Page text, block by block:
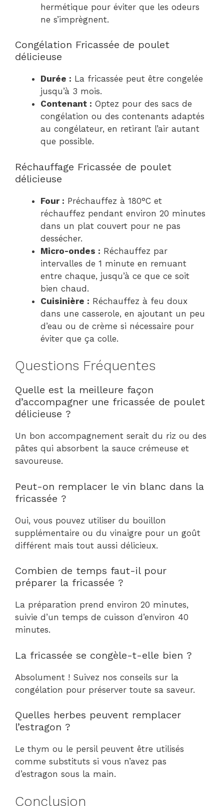
hermétique pour éviter que les odeurs
ne s’imprègnent.
Congélation Fricassée de poulet
délicieuse
Durée : La fricassée peut être congelée
jusqu’à 3 mois.
Contenant : Optez pour des sacs de
congélation ou des contenants adaptés
au congélateur, en retirant l’air autant
que possible.
Réchauffage Fricassée de poulet
délicieuse
Four : Préchauffez à 180°C et
réchauffez pendant environ 20 minutes
dans un plat couvert pour ne pas
dessécher.
Micro-ondes : Réchauffez par
intervalles de 1 minute en remuant
entre chaque, jusqu’à ce que ce soit
bien chaud.
Cuisinière : Réchauffez à feu doux
dans une casserole, en ajoutant un peu
d’eau ou de crème si nécessaire pour
éviter que ça colle.
Questions Fréquentes
Quelle est la meilleure façon
d’accompagner une fricassée de poulet
délicieuse ?
Un bon accompagnement serait du riz ou des
pâtes qui absorbent la sauce crémeuse et
savoureuse.
Peut-on remplacer le vin blanc dans la
fricassée ?
Oui, vous pouvez utiliser du bouillon
supplémentaire ou du vinaigre pour un goût
différent mais tout aussi délicieux.
Combien de temps faut-il pour
préparer la fricassée ?
La préparation prend environ 20 minutes,
suivie d’un temps de cuisson d’environ 40
minutes.
La fricassée se congèle-t-elle bien ?
Absolument ! Suivez nos conseils sur la
congélation pour préserver toute sa saveur.
Quelles herbes peuvent remplacer
l’estragon ?
Le thym ou le persil peuvent être utilisés
comme substituts si vous n’avez pas
d’estragon sous la main.
Conclusion